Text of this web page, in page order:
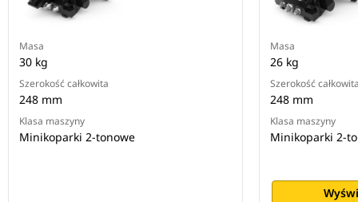
Masa
30 kg
Szerokość całkowita
248 mm
Klasa maszyny
Minikoparki 2-tonowe
Masa
26 kg
Szerokość
248 mm
Klasa maszyny
Minikoparki 2-